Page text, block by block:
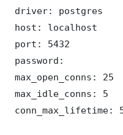
driver: postgres
host: localhost
port: 5432
password:
max_open_conns: 25
max_idle_conns: 5
conn_max_lifetime: